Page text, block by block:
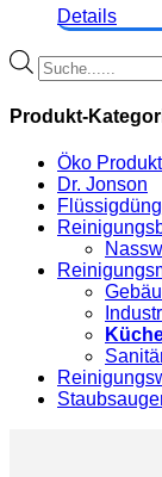
Details
Products
search
Produkt-
Öko
Dr. Jonson